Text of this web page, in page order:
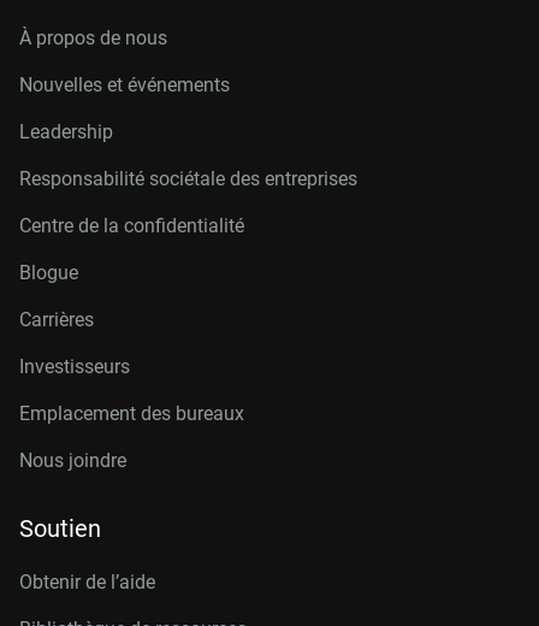
À propos de nous
Nouvelles et événements
Leadership
Responsabilité sociétale des entreprises
Centre de la confidentialité
Blogue
Carrières
Investisseurs
Emplacement des bureaux
Nous joindre
Soutien
Obtenir de l’aide